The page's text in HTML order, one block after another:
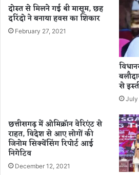
मौ
के
प
के
लि
ए
य
रा
ज्य
मं
त्री
दोस्त से मिलने गई थी मासूम, छह
दरिंदो ने बनाया हवस का शिकार
February 27, 2021
से
July
छत्तीसगढ़ में ओमिक्रॉन वेरिएंट से
राहत, विदेश से आए लोगों की
जिनोम सिक्वेंसिंग रिपोर्ट आई
निगेटिव
December 12, 2021